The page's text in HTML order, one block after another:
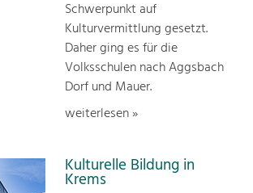
Schwerpunkt auf
Kulturvermittlung gesetzt.
Daher ging es für die
Volksschulen nach Aggsbach
Dorf und Mauer.
weiterlesen »
Kulturelle Bildung in
Krems